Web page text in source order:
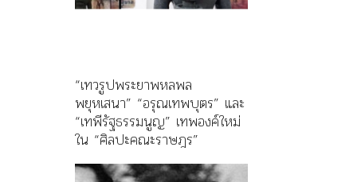
“เทวรูปพระยาพหลพล
พยุหเสนา” “อรุณเทพบุตร” และ
“เทพีรัฐธรรมนูญ” เทพองค์ใหม่
ใน “ศิลปะคณะราษฎร”